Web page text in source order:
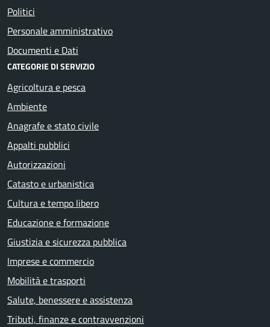
Politici
Personale amministrativo
Documenti e Dati
CATEGORIE DI SERVIZIO
Agricoltura e pesca
Ambiente
Anagrafe e stato civile
Appalti pubblici
Autorizzazioni
Catasto e urbanistica
Cultura e tempo libero
Educazione e formazione
Giustizia e sicurezza pubblica
Imprese e commercio
Mobilità e trasporti
Salute, benessere e assistenza
Tributi, finanze e contravvenzioni